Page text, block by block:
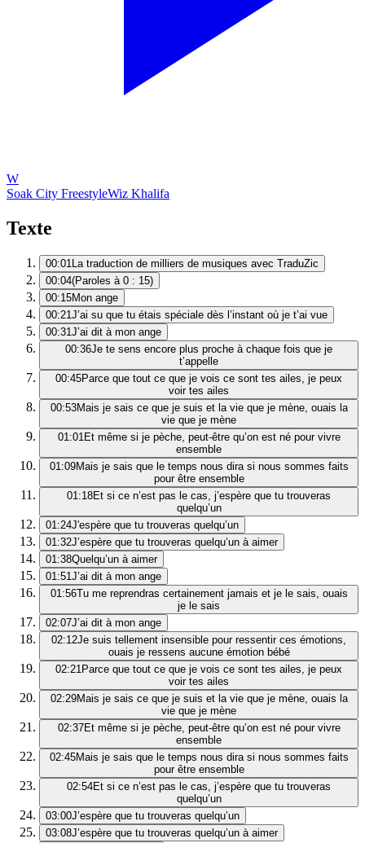
W
Soak City FreestyleWiz Khalifa
Texte
00:01La traduction de milliers de musiques avec TraduZic
00:04(Paroles à 0 : 15)
00:15Mon ange
00:21J’ai su que tu étais spéciale dès l’instant où je t’ai vue
00:31J’ai dit à mon ange
00:36Je te sens encore plus proche à chaque fois que je
t’appelle
00:45Parce que tout ce que je vois ce sont tes ailes, je peux
voir tes ailes
00:53Mais je sais ce que je suis et la vie que je mène, ouais la
vie que je mène
01:01Et même si je pèche, peut-être qu’on est né pour vivre
ensemble
01:09Mais je sais que le temps nous dira si nous sommes faits
pour être ensemble
01:18Et si ce n’est pas le cas, j’espère que tu trouveras
quelqu’un
01:24J'espère que tu trouveras quelqu’un
01:32J’espère que tu trouveras quelqu’un à aimer
01:38Quelqu’un à aimer
01:51J’ai dit à mon ange
01:56Tu me reprendras certainement jamais et je le sais, ouais
je le sais
02:07J’ai dit à mon ange
02:12Je suis tellement insensible pour ressentir ces émotions,
ouais je ressens aucune émotion bébé
02:21Parce que tout ce que je vois ce sont tes ailes, je peux
voir tes ailes
02:29Mais je sais ce que je suis et la vie que je mène, ouais la
vie que je mène
02:37Et même si je pèche, peut-être qu’on est né pour vivre
ensemble
02:45Mais je sais que le temps nous dira si nous sommes faits
pour être ensemble
02:54Et si ce n’est pas le cas, j’espère que tu trouveras
quelqu’un
03:00J’espère que tu trouveras quelqu’un
03:08J’espère que tu trouveras quelqu’un à aimer